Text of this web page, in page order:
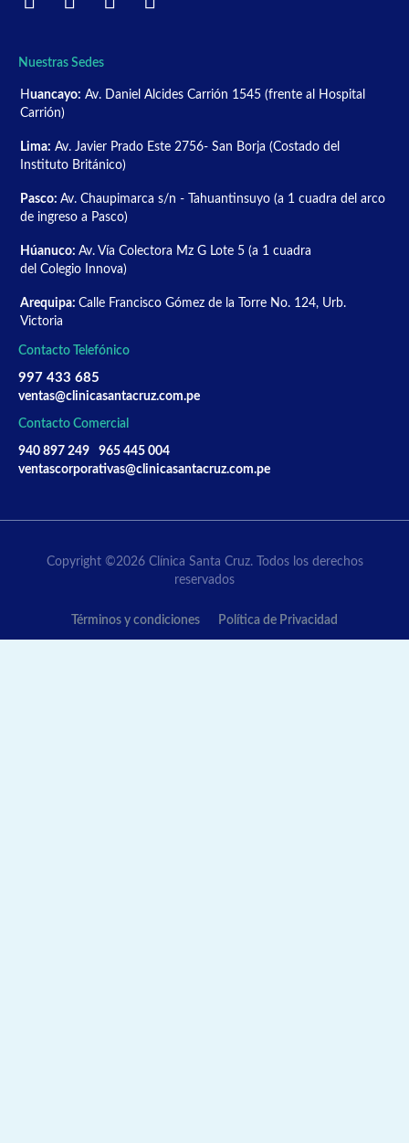
Nuestras Sedes
H uancayo: Av. Daniel Alcides Carrión 1545 (frente al Hospital
Carrión)
Lima: Av. Javier Prado Este 2756- San Borja (Costado del
Instituto Británico)
Pasco: Av. Chaupimarca s/n - Tahuantinsuyo (a 1 cuadra del arco
de ingreso a Pasco)
Húanuco: Av. Vía Colectora Mz G Lote 5 (a 1 cuadra
del Colegio Innova)
Arequipa: Calle Francisco Gómez de la Torre No. 124, Urb.
Victoria
Contacto Telefónico
997 433 685
ventas@clinicasantacruz.com.pe
Contacto Comercial
940 897 249
965 445 004
ventascorporativas@clinicasantacruz.com.pe
Copyright ©2026 Clínica Santa Cruz. Todos los derechos
reservados
Términos y condiciones Política de Privacidad